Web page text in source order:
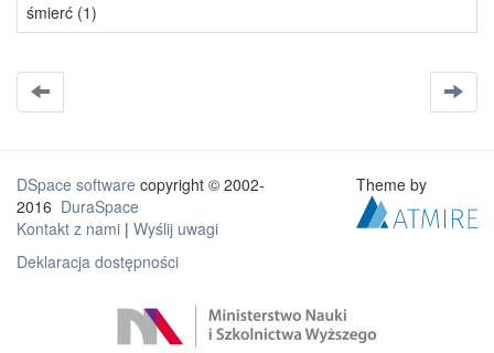
śmierć (1)
DSpace software copyright © 2002-
2016 DuraSpace
Kontakt z nami | Wyślij uwagi
Deklaracja dostępności
Theme by